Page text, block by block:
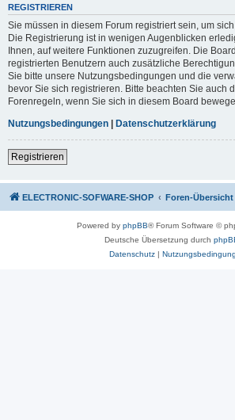
REGISTRIEREN
Sie müssen in diesem Forum registriert sein, um
Die Registrierung ist in wenigen Augenblicken
Ihnen, auf weitere Funktionen zuzugreifen. Die
registrierten Benutzern auch zusätzliche
Sie bitte unsere Nutzungsbedingungen und die
bevor Sie sich registrieren. Bitte beachten Sie auch
Forenregeln, wenn Sie sich in diesem Board
Nutzungsbedingungen
Datenschutzerklärung
Registrieren
ELECTRONIC-SOFWARE-SHOP Foren-Übersicht
Powered by phpBB® Forum Software ©
Deutsche Übersetzung durch
Datenschutz|